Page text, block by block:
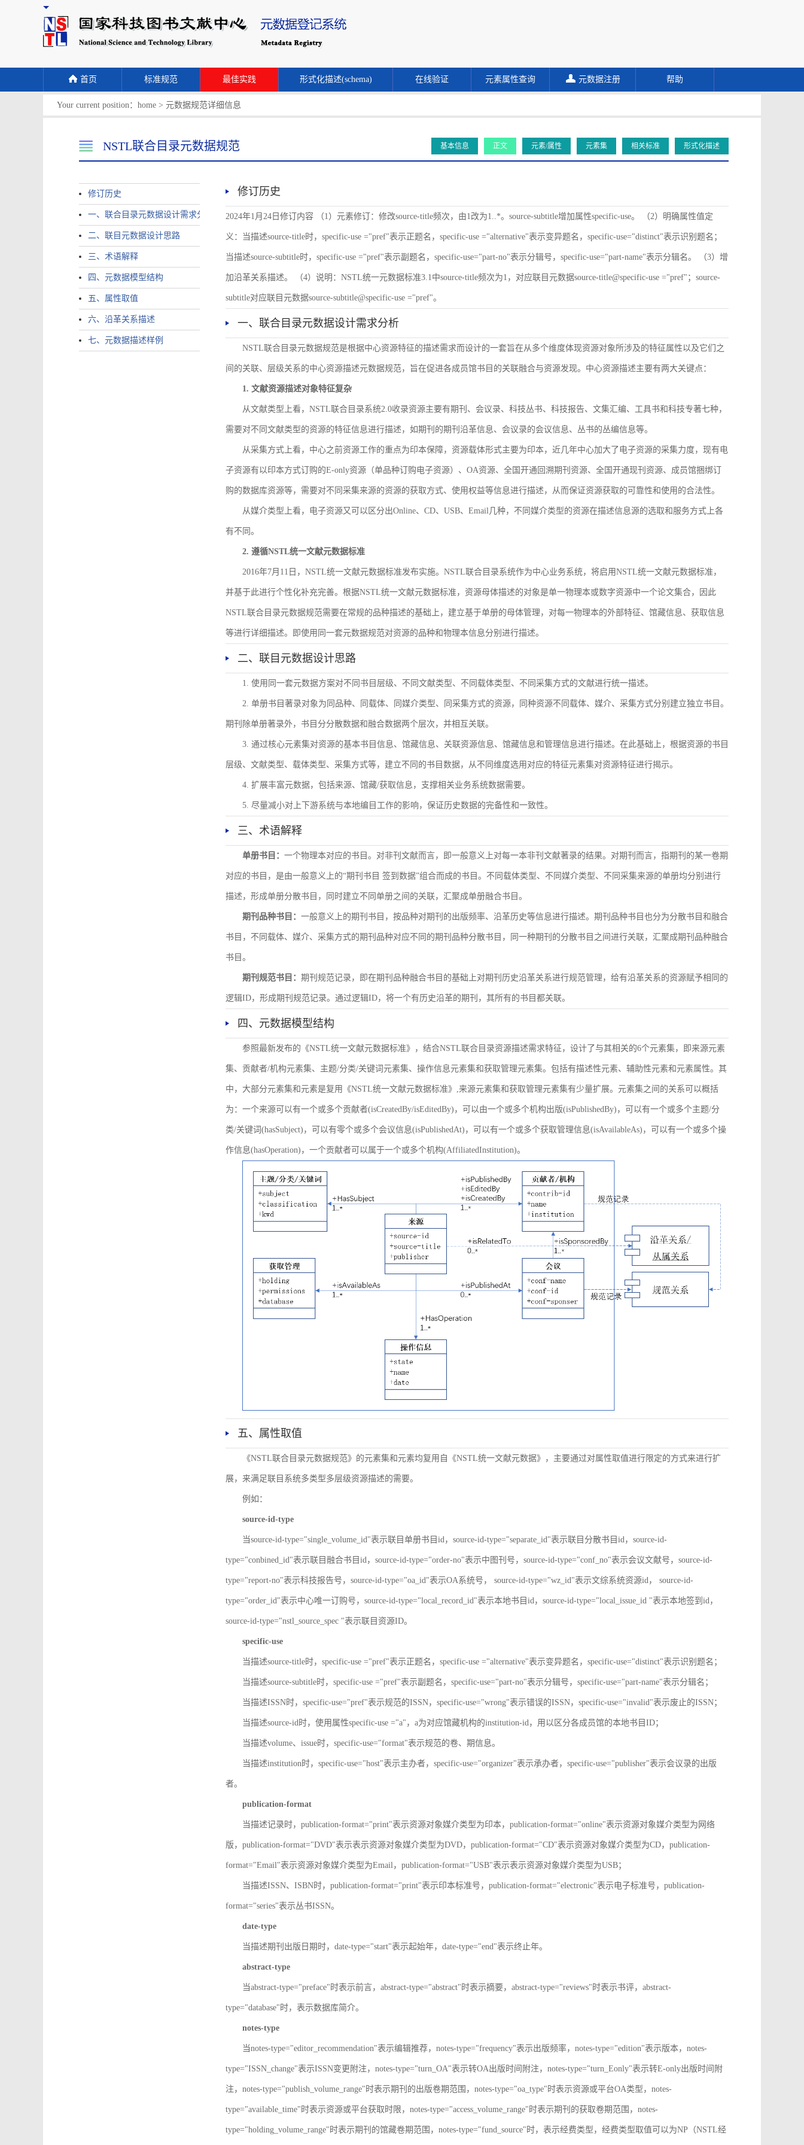
首页 标准规范 最佳实践 形式化描述(schema) 在线验证 元素属性查询 元数据注册 帮助
Your current position： home > 元数据规范详细信息
NSTL联合目录元数据规范 基本信息 正文 元素/属性 元素集 相关标准 形式化描述
修订历史
一、联合目录元数据设计需求分析
二、联目元数据设计思路
三、术语解释
四、元数据模型结构
五、属性取值
六、沿革关系描述
七、元数据描述样例
修订历史
2024年1月24日修订内容 （1）元素修订：修改source-title频次，由1改为1..*。source-subtitle增加属性specific-use。 （2）明确属性值定
义：当描述source-title时，specific-use ="pref"表示正题名，specific-use ="alternative"表示变异题名，specific-use="distinct"表示识别题名；
当描述source-subtitle时，specific-use ="pref"表示副题名，specific-use="part-no"表示分辑号，specific-use="part-name"表示分辑名。 （3）增
加沿革关系描述。 （4）说明：NSTL统一元数据标准3.1中source-title频次为1，对应联目元数据source-title@specific-use ="pref"；source-
subtitle对应联目元数据source-subtitle@specific-use ="pref"。
一、联合目录元数据设计需求分析
NSTL联合目录元数据规范是根据中心资源特征的描述需求而设计的一套旨在从多个维度体现资源对象所涉及的特征属性以及它们之
间的关联、层级关系的中心资源描述元数据规范，旨在促进各成员馆书目的关联融合与资源发现。中心资源描述主要有两大关键点：
1. 文献资源描述对象特征复杂
从文献类型上看，NSTL联合目录系统2.0收录资源主要有期刊、会议录、科技丛书、科技报告、文集汇编、工具书和科技专著七种，
需要对不同文献类型的资源的特征信息进行描述，如期刊的期刊沿革信息、会议录的会议信息、丛书的丛编信息等。
从采集方式上看，中心之前资源工作的重点为印本保障，资源载体形式主要为印本，近几年中心加大了电子资源的采集力度，现有电
子资源有以印本方式订购的E-only资源（单品种订购电子资源）、OA资源、全国开通回溯期刊资源、全国开通现刊资源、成员馆捆绑订
购的数据库资源等，需要对不同采集来源的资源的获取方式、使用权益等信息进行描述，从而保证资源获取的可靠性和使用的合法性。
从媒介类型上看，电子资源又可以区分出Online、CD、USB、Email几种，不同媒介类型的资源在描述信息源的选取和服务方式上各
有不同。
2. 遵循NSTL统一文献元数据标准
2016年7月11日，NSTL统一文献元数据标准发布实施。NSTL联合目录系统作为中心业务系统，将启用NSTL统一文献元数据标准，
并基于此进行个性化补充完善。根据NSTL统一文献元数据标准，资源母体描述的对象是单一物理本或数字资源中一个论文集合，因此
NSTL联合目录元数据规范需要在常规的品种描述的基础上，建立基于单册的母体管理，对每一物理本的外部特征、馆藏信息、获取信息
等进行详细描述。即使用同一套元数据规范对资源的品种和物理本信息分别进行描述。
二、联目元数据设计思路
1. 使用同一套元数据方案对不同书目层级、不同文献类型、不同载体类型、不同采集方式的文献进行统一描述。
2. 单册书目著录对象为同品种、同载体、同媒介类型、同采集方式的资源，同种资源不同载体、媒介、采集方式分别建立独立书目。
期刊除单册著录外，书目分分散数据和融合数据两个层次，并相互关联。
3. 通过核心元素集对资源的基本书目信息、馆藏信息、关联资源信息、馆藏信息和管理信息进行描述。在此基础上，根据资源的书目
层级、文献类型、载体类型、采集方式等，建立不同的书目数据，从不同维度选用对应的特征元素集对资源特征进行揭示。
4. 扩展丰富元数据，包括来源、馆藏/获取信息，支撑相关业务系统数据需要。
5. 尽量减小对上下游系统与本地编目工作的影响，保证历史数据的完备性和一致性。
三、术语解释
单册书目： 一个物理本对应的书目。对非刊文献而言，即一般意义上对每一本非刊文献著录的结果。对期刊而言，指期刊的某一卷期
对应的书目，是由一般意义上的“期刊书目 签到数据”组合而成的书目。不同载体类型、不同媒介类型、不同采集来源的单册均分别进行
描述，形成单册分散书目，同时建立不同单册之间的关联，汇聚成单册融合书目。
期刊品种书目： 一般意义上的期刊书目，按品种对期刊的出版频率、沿革历史等信息进行描述。期刊品种书目也分为分散书目和融合
书目，不同载体、媒介、采集方式的期刊品种对应不同的期刊品种分散书目，同一种期刊的分散书目之间进行关联，汇聚成期刊品种融合
书目。
期刊规范书目： 期刊规范记录，即在期刊品种融合书目的基础上对期刊历史沿革关系进行规范管理，给有沿革关系的资源赋予相同的
逻辑ID，形成期刊规范记录。通过逻辑ID，将一个有历史沿革的期刊，其所有的书目都关联。
四、元数据模型结构
参照最新发布的《NSTL统一文献元数据标准》，结合NSTL联合目录资源描述需求特征，设计了与其相关的6个元素集，即来源元素
集、贡献者/机构元素集、主题/分类/关键词元素集、操作信息元素集和获取管理元素集。包括有描述性元素、辅助性元素和元素属性。其
中，大部分元素集和元素是复用《NSTL统一文献元数据标准》,来源元素集和获取管理元素集有少量扩展。元素集之间的关系可以概括
为：一个来源可以有一个或多个贡献者(isCreatedBy/isEditedBy)，可以由一个或多个机构出版(isPublishedBy)，可以有一个或多个主题/分
类/关键词(hasSubject)，可以有零个或多个会议信息(isPublishedAt)，可以有一个或多个获取管理信息(isAvailableAs)，可以有一个或多个操
作信息(hasOperation)，一个贡献者可以属于一个或多个机构(AffiliatedInstitution)。
五、属性取值
《NSTL联合目录元数据规范》的元素集和元素均复用自《NSTL统一文献元数据》，主要通过对属性取值进行限定的方式来进行扩
展，来满足联目系统多类型多层级资源描述的需要。
例如：
source-id-type
当source-id-type="single_volume_id"表示联目单册书目id，source-id-type="separate_id"表示联目分散书目id，source-id-
type="conbined_id"表示联目融合书目id，source-id-type="order-no"表示中图刊号，source-id-type="conf_no"表示会议文献号，source-id-
type="report-no"表示科技报告号，source-id-type="oa_id"表示OA系统号， source-id-type="wz_id"表示文综系统资源id， source-id-
type="order_id"表示中心唯一订购号，source-id-type="local_record_id"表示本地书目id，source-id-type="local_issue_id "表示本地签到id，
source-id-type="nstl_source_spec "表示联目资源ID。
specific-use
当描述source-title时，specific-use ="pref"表示正题名，specific-use ="alternative"表示变异题名，specific-use="distinct"表示识别题名；
当描述source-subtitle时，specific-use ="pref"表示副题名，specific-use="part-no"表示分辑号，specific-use="part-name"表示分辑名；
当描述ISSN时，specific-use="pref"表示规范的ISSN，specific-use="wrong"表示错误的ISSN，specific-use="invalid"表示废止的ISSN；
当描述source-id时，使用属性specific-use ="a"，a为对应馆藏机构的institution-id，用以区分各成员馆的本地书目ID；
当描述volume、issue时，specific-use="format"表示规范的卷、期信息。
当描述institution时，specific-use="host"表示主办者，specific-use="organizer"表示承办者，specific-use="publisher"表示会议录的出版
者。
publication-format
当描述记录时，publication-format="print"表示资源对象媒介类型为印本，publication-format="online"表示资源对象媒介类型为网络
版，publication-format="DVD"表示表示资源对象媒介类型为DVD，publication-format="CD"表示资源对象媒介类型为CD，publication-
format="Email"表示资源对象媒介类型为Email，publication-format="USB"表示表示资源对象媒介类型为USB；
当描述ISSN、ISBN时，publication-format="print"表示印本标准号，publication-format="electronic"表示电子标准号，publication-
format="series"表示丛书ISSN。
date-type
当描述期刊出版日期时，date-type="start"表示起始年，date-type="end"表示终止年。
abstract-type
当abstract-type="preface"时表示前言，abstract-type="abstract"时表示摘要，abstract-type="reviews"时表示书评，abstract-
type="database"时，表示数据库简介。
notes-type
当notes-type="editor_recommendation"表示编辑推荐，notes-type="frequency"表示出版频率，notes-type="edition"表示版本，notes-
type="ISSN_change"表示ISSN变更附注，notes-type="turn_OA"表示转OA出版时间附注，notes-type="turn_Eonly"表示转E-only出版时间附
注，notes-type="publish_volume_range"时表示期刊的出版卷期范围，notes-type="oa_type"时表示资源或平台OA类型，notes-
type="available_time"时表示资源或平台获取时限，notes-type="access_volume_range"时表示期刊的获取卷期范围，notes-
type="holding_volume_range"时表示期刊的馆藏卷期范围，notes-type="fund_source"时，表示经费类型，经费类型取值可以为NP（NSTL经